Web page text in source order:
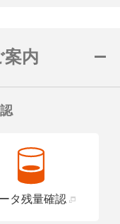
案内
タ残量確認